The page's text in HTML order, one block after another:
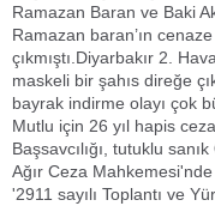
Ramazan Baran ve Baki
Ramazan baran’ın
çıkmıştı.Diyarbakır 2.
maskeli bir şahıs direğe
bayrak indirme olayı çok
Mutlu için 26 yıl hapis
Başsavcılığı, tutuklu
Ağır Ceza
'2911 sayılı Toplantı ve